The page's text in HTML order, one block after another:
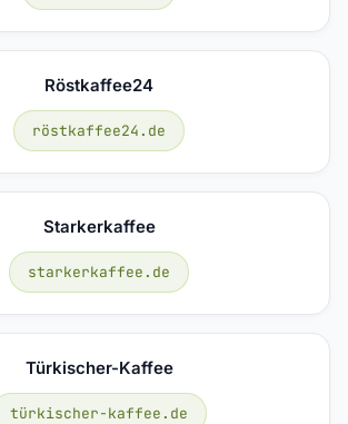
Röstkaffee24
röstkaffee24.de
Starkerkaffee
starkerkaffee.de
Türkischer-Kaffee
türkischer-kaffee.de